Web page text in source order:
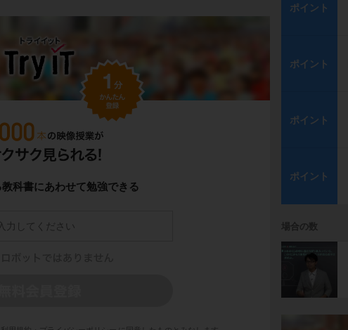
科書にあわせて勉強できる
ポイント
ポイント
ポイント
ポイント
場合の数